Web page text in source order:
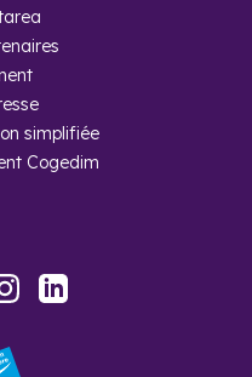
simplifiée
Cogedim
Instagram